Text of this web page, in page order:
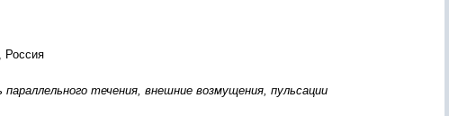
Россия
течения, внешние возмущения, пульсации